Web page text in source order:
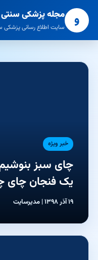
و مجله پزشکی سنتی
سایت اطلاع رسانی پزشکی
خبر ویژه
چای سبز بنوشیم
یک فنجان چای
۱۹ آذر ۱۳۹۸ | مدیرسایت